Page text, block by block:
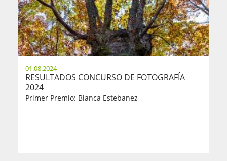
01.08.2024
RESULTADOS CONCURSO DE FOTOGRAFÍA
2024
Primer Premio: Blanca Estebanez